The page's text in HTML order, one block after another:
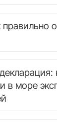
в море